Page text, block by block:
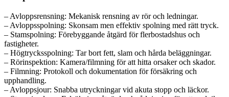
– Avloppsrensning: Mekanisk rensning av rör och ledningar.
– Avloppsspolning: Skonsam men effektiv spolning med rätt tryck.
– Stamspolning: Förebyggande åtgärd för flerbostadshus och
fastigheter.
– Högtrycksspolning: Tar bort fett, slam och hårda beläggningar.
– Rörinspektion: Kamera/filmning för att hitta orsaker och skador.
– Filmning: Protokoll och dokumentation för försäkring och
upphandling.
– Avloppsjour: Snabba utryckningar vid akuta stopp och läckor.